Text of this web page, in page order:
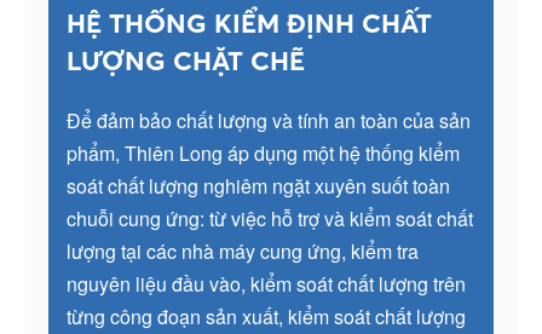
HỆ THỐNG KIỂM ĐỊNH CHẤT
LƯỢNG CHẶT CHẼ
Để đảm bảo chất lượng và tính an toàn của sản
phẩm, Thiên Long áp dụng một hệ thống kiểm
soát chất lượng nghiêm ngặt xuyên suốt toàn
chuỗi cung ứng: từ việc hỗ trợ và kiểm soát chất
lượng tại các nhà máy cung ứng, kiểm tra
nguyên liệu đầu vào, kiểm soát chất lượng trên
từng công đoạn sản xuất, kiểm soát chất lượng